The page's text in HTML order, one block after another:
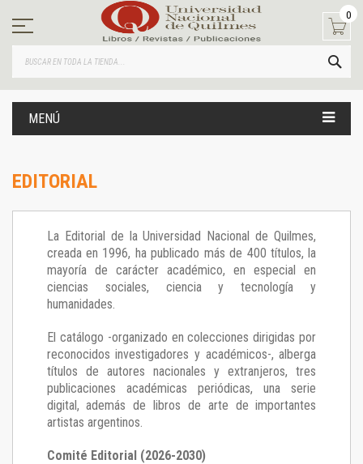
contenido
0
MENÚ
EDITORIAL
La Editorial de la Universidad Nacional de Quilmes,
creada en 1996, ha publicado más de 400 títulos, la
mayoría de carácter académico, en especial en
ciencias sociales, ciencia y tecnología y
humanidades.
El catálogo -organizado en colecciones dirigidas por
reconocidos investigadores y académicos-, alberga
títulos de autores nacionales y extranjeros, tres
publicaciones académicas periódicas, una serie
digital, además de libros de arte de importantes
artistas argentinos.
Comité Editorial (2026-2030)